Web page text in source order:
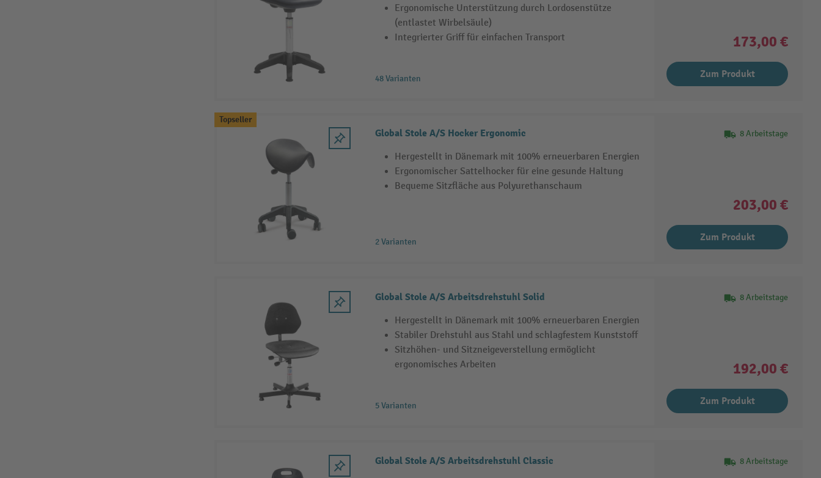
Ergonomische Unterstützung durch Lordosenstütze
(entlastet Wirbelsäule)
Integrierter Griff für einfachen Transport
48 Varianten
173,00 €
Zum Produkt
Topseller
Global Stole A/S Hocker Ergonomic
Hergestellt in Dänemark mit 100% erneuerbaren Energien
Ergonomischer Sattelhocker für eine gesunde Haltung
Bequeme Sitzfläche aus Polyurethanschaum
2 Varianten
8 Arbeitstage
203,00 €
Zum Produkt
Global Stole A/S Arbeitsdrehstuhl Solid
Hergestellt in Dänemark mit 100% erneuerbaren Energien
Stabiler Drehstuhl aus Stahl und schlagfestem Kunststoff
Sitzhöhen- und Sitzneigeverstellung ermöglicht
ergonomisches Arbeiten
5 Varianten
8 Arbeitstage
192,00 €
Zum Produkt
Global Stole A/S Arbeitsdrehstuhl Classic 8 Arbeitstage